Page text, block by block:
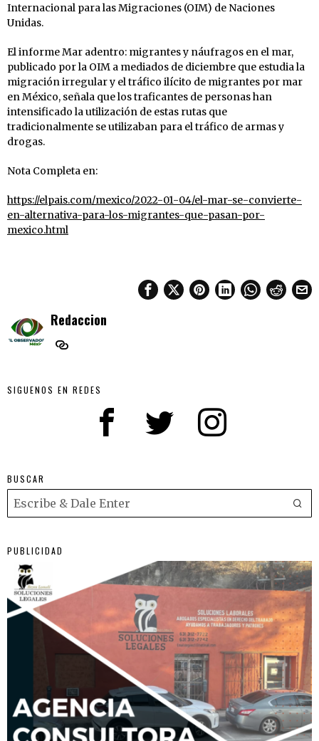
Internacional para las Migraciones (OIM) de Naciones
Unidas.
El informe Mar adentro: migrantes y náufragos en el mar,
publicado por la OIM a mediados de diciembre que estudia la
migración irregular y el tráfico ilícito de migrantes por mar
en México, señala que los traficantes de personas han
intensificado la utilización de estas rutas que
tradicionalmente se utilizaban para el tráfico de armas y
drogas.
Nota Completa en:
https://elpais.com/mexico/2022-01-04/el-mar-se-convierte-
en-alternativa-para-los-migrantes-que-pasan-por-
mexico.html
Redaccion
SIGUENOS EN REDES
BUSCAR
PUBLICIDAD